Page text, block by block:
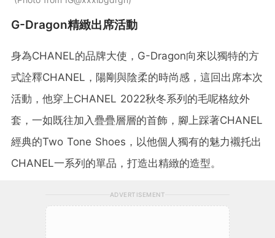
G-Dragon精緻出席活動
身為CHANEL的品牌大使，G-Dragon向來以獨特的方
式詮釋CHANEL，陽剛與陰柔的時尚感，這回出席本次
活動，他穿上CHANEL 2022秋冬系列的毛呢格紋外
套，一如既往加入疊疊層層的首飾，腳上踩著CHANEL
經典的Two Tone Shoes，以他個人獨有的魅力襯托出
CHANEL一系列的單品，打造出精緻的造型。
ADVERTISEMENT